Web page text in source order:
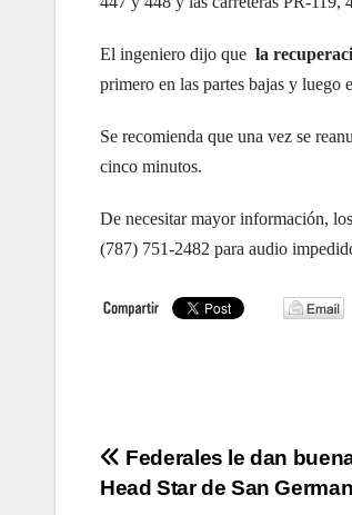
El ingeniero dijo que la
primero en las partes bajas y luego
Se recomienda que una vez se
cinco minutos.
De necesitar mayor información,
(787) 751-2482 para audio
Navegación
Federales le dan
Head Star de San German